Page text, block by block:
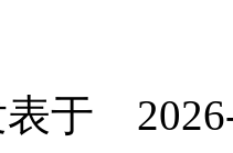
于 2026-